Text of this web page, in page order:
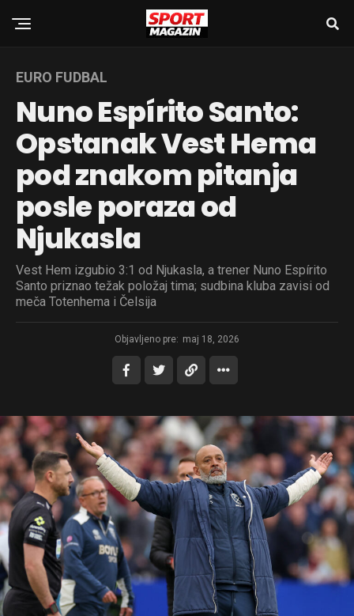
EURO FUDBAL
Nuno Espírito Santo:
Opstanak Vest Hema
pod znakom pitanja
posle poraza od
Njukasla
Vest Hem izgubio 3:1 od Njukasla, a trener Nuno Espírito
Santo priznao težak položaj tima; sudbina kluba zavisi od
meča Totenhema i Čelsija
Objavljeno pre: maj 18, 2026